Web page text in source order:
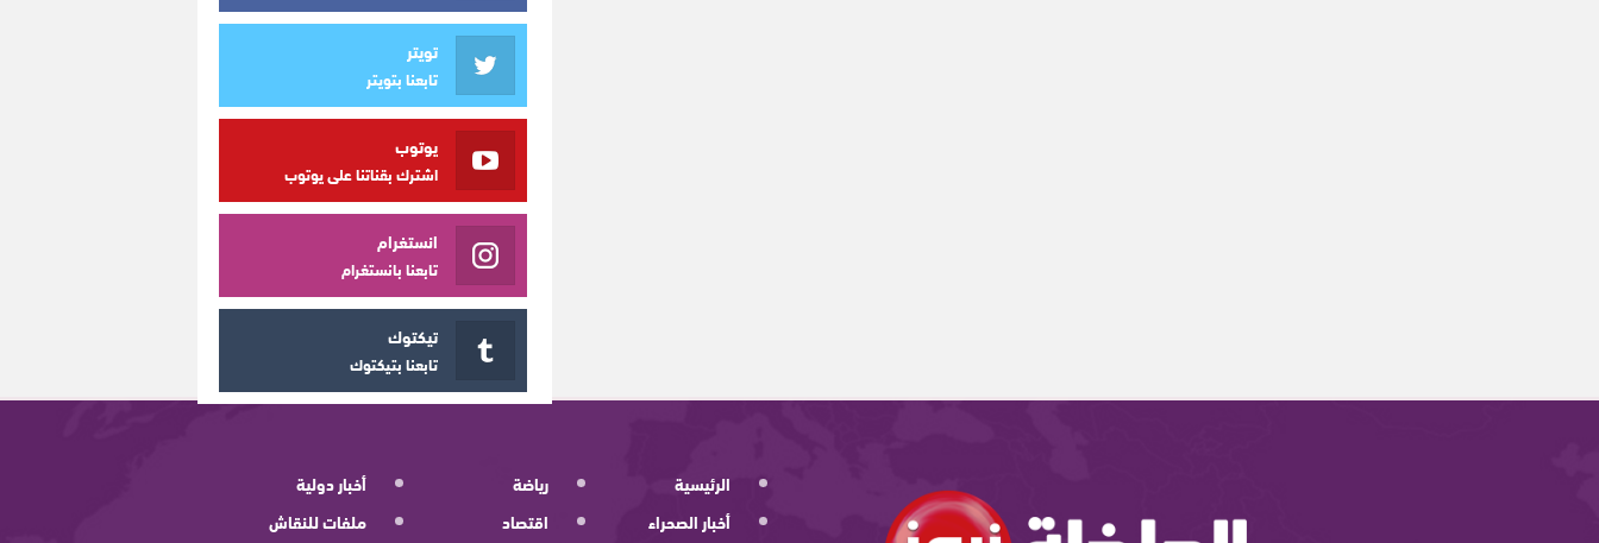
تويتر
تابعنا بتويتر
يوتوب
اشترك بقناتنا على يوتوب
انستغرام
تابعنا بانستغرام
تيكتوك
تابعنا بتيكتوك
الرئيسية
أخبار الصحراء
رياضة
اقتصاد
أخبار دولية
ملفات للنقاش